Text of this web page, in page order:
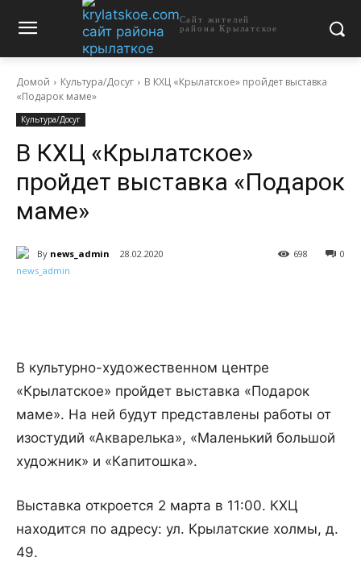
Сайт жителей
района Крылатское
Домой Культура/Досуг
В КХЦ «Крылатское» пройдет выставка
«Подарок маме»
Культура/Досуг
В КХЦ «Крылатское»
пройдет выставка «Подарок
маме»
By news_admin 28.02.2020 0
698
В культурно-художественном центре
«Крылатское» пройдет выставка «Подарок
маме». На ней будут представлены работы от
изостудий «Акварелька», «Маленький большой
художник» и «Капитошка».
Выставка откроется 2 марта в 11:00. КХЦ
находится по адресу: ул. Крылатские холмы, д.
49.